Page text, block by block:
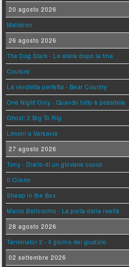
20 agosto 2026
Maldoror
26 agosto 2026
The Dog Stars - Le stelle dopo la fine
Couture
La vendetta perfetta - Bear Country
One Night Only - Quando tutto è possibile
Ghost: 2 Big To Rig
Limoni a Varsavia
27 agosto 2026
Tony - Diario di un giovane cuoco
Il Cileno
Sheep in the Box
Marco Bellocchio - La porta della realtà
28 agosto 2026
Terminator 2 - Il giorno del giudizio
02 settembre 2026